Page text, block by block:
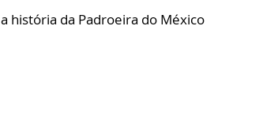
história da Padroeira do México